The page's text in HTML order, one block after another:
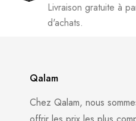
Livraison gratuite à
d'achats.
Qalam
Chez Qalam, nous